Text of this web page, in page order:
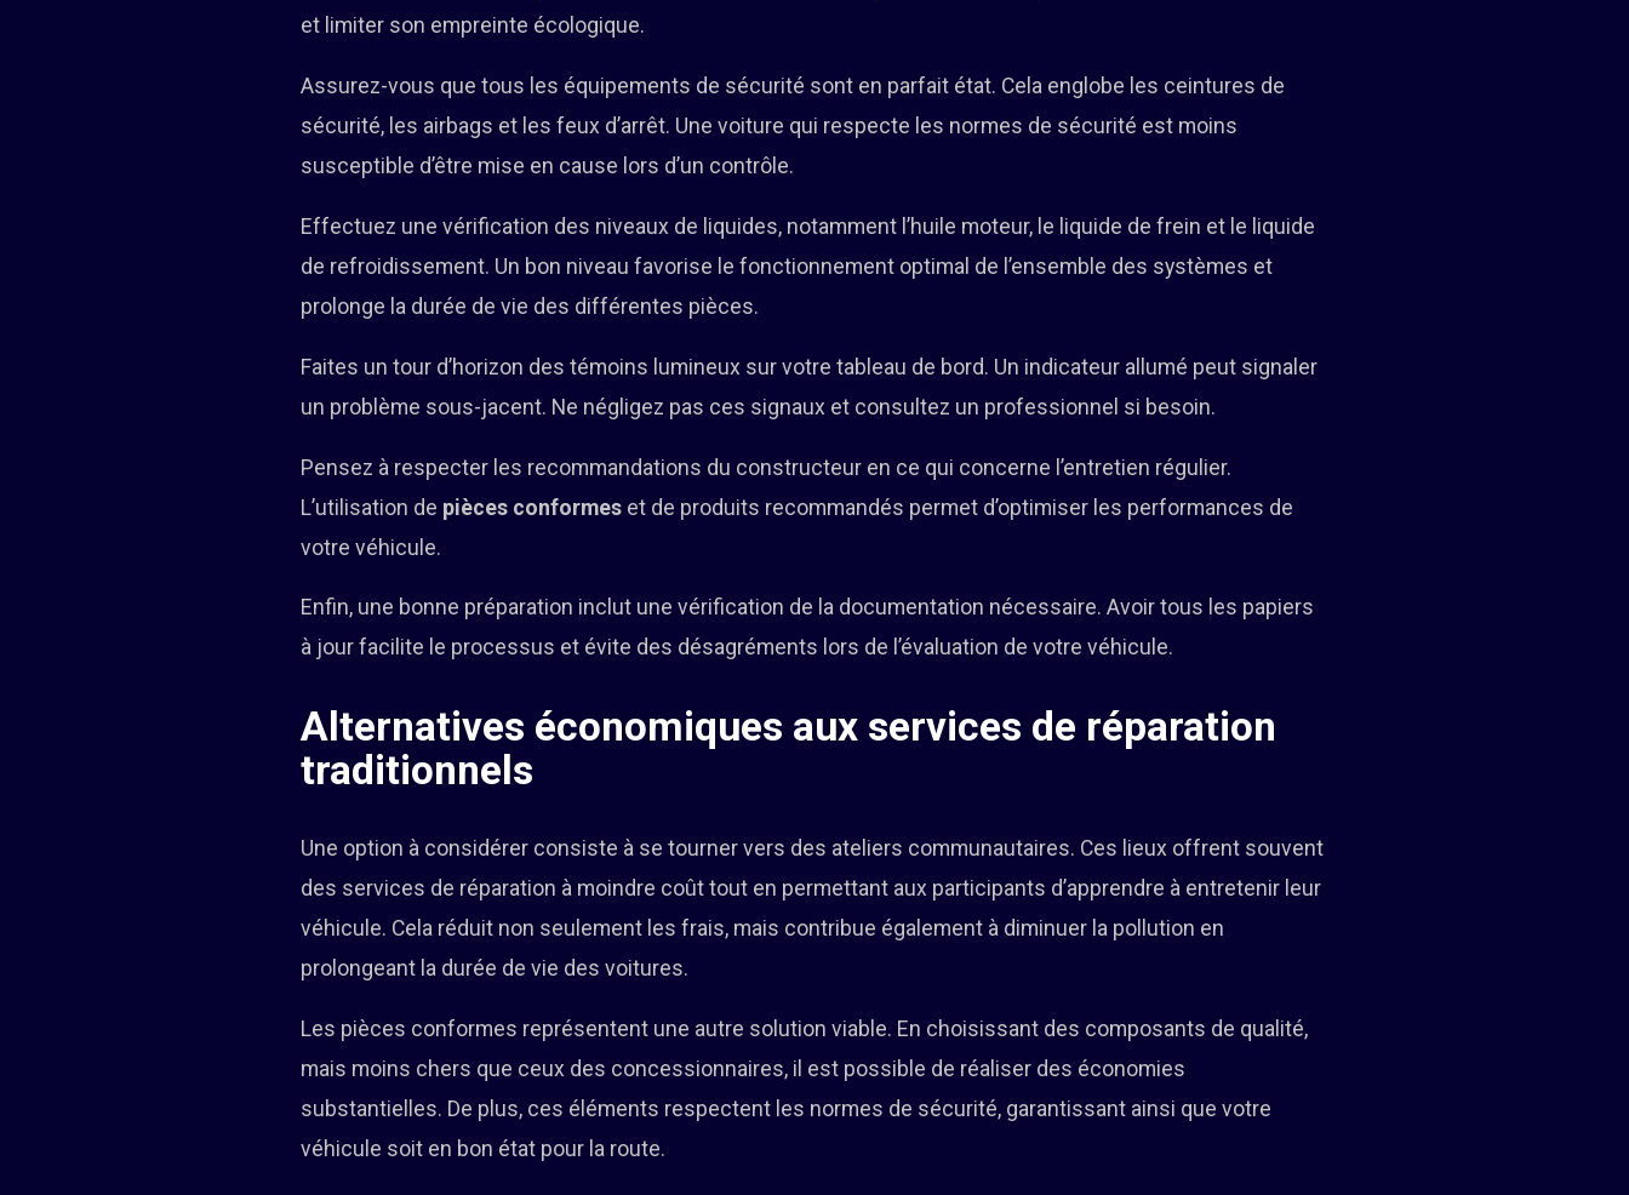
et limiter son empreinte écologique.
Assurez-vous que tous les équipements de sécurité sont en parfait état. Cela englobe les ceintures de
sécurité, les airbags et les feux d’arrêt. Une voiture qui respecte les normes de sécurité est moins
susceptible d’être mise en cause lors d’un contrôle.
Effectuez une vérification des niveaux de liquides, notamment l’huile moteur, le liquide de frein et le liquide
de refroidissement. Un bon niveau favorise le fonctionnement optimal de l’ensemble des systèmes et
prolonge la durée de vie des différentes pièces.
Faites un tour d’horizon des témoins lumineux sur votre tableau de bord. Un indicateur allumé peut signaler
un problème sous-jacent. Ne négligez pas ces signaux et consultez un professionnel si besoin.
Pensez à respecter les recommandations du constructeur en ce qui concerne l’entretien régulier.
L’utilisation de pièces conformes et de produits recommandés permet d’optimiser les performances de
votre véhicule.
Enfin, une bonne préparation inclut une vérification de la documentation nécessaire. Avoir tous les papiers
à jour facilite le processus et évite des désagréments lors de l’évaluation de votre véhicule.
Alternatives économiques aux services de réparation
traditionnels
Une option à considérer consiste à se tourner vers des ateliers communautaires. Ces lieux offrent souvent
des services de réparation à moindre coût tout en permettant aux participants d’apprendre à entretenir leur
véhicule. Cela réduit non seulement les frais, mais contribue également à diminuer la pollution en
prolongeant la durée de vie des voitures.
Les pièces conformes représentent une autre solution viable. En choisissant des composants de qualité,
mais moins chers que ceux des concessionnaires, il est possible de réaliser des économies
substantielles. De plus, ces éléments respectent les normes de sécurité, garantissant ainsi que votre
véhicule soit en bon état pour la route.